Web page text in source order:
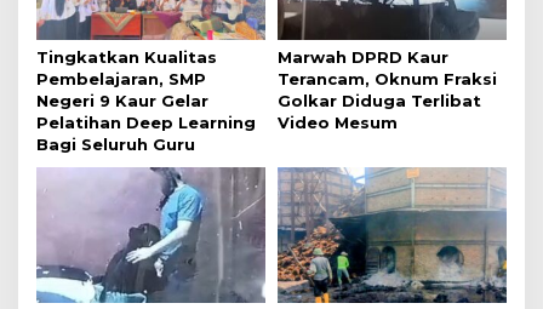
Tingkatkan Kualitas
Pembelajaran, SMP
Negeri 9 Kaur Gelar
Pelatihan Deep Learning
Bagi Seluruh Guru
Marwah DPRD Kaur
Terancam, Oknum Fraksi
Golkar Diduga Terlibat
Video Mesum